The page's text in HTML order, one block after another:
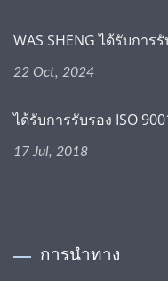
WAS SHENG ได้รับการ
22 Oct, 2024
ได้รับการรับรอง ISO
17 Jul, 2018
การนำทาง